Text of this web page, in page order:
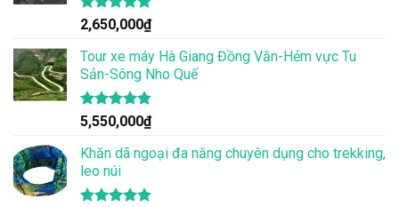
Được xếp
hạng 4.86
5 sao
2,650,000₫
Tour xe máy Hà Giang Đồng Văn-Hẻm vực Tu
Sản-Sông Nho Quế
Được xếp
hạng 4.83
5 sao
5,550,000₫
Khăn dã ngoại đa năng chuyên dụng cho trekking,
leo núi